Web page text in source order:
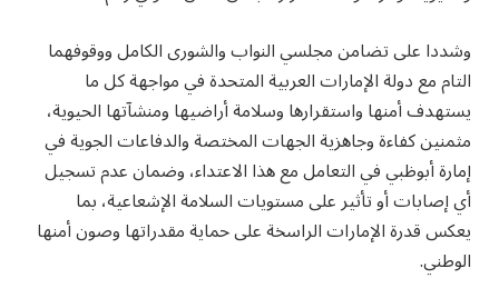
وشددا على تضامن مجلسي النواب والشورى الكامل ووقوفهما
التام مع دولة الإمارات العربية المتحدة في مواجهة كل ما
يستهدف أمنها واستقرارها وسلامة أراضيها ومنشآتها الحيوية،
مثمنين كفاءة وجاهزية الجهات المختصة والدفاعات الجوية في
إمارة أبوظبي في التعامل مع هذا الاعتداء، وضمان عدم تسجيل
أي إصابات أو تأثير على مستويات السلامة الإشعاعية، بما
يعكس قدرة الإمارات الراسخة على حماية مقدراتها وصون أمنها
الوطني.